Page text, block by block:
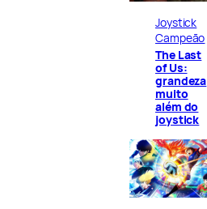
Joystick
Campeão
The Last
of Us:
grandeza
muito
além do
joystick